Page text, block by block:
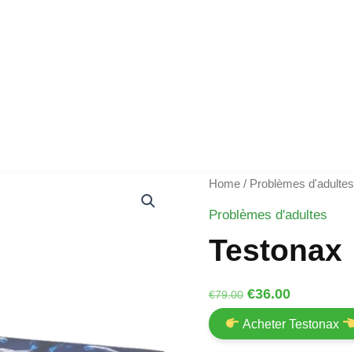
Home/ Problèmes d'adultes
Problèmes d'adultes
Testonax
€79.00 Original
price
was:
€36.00Current
price
is:
Acheter Testonax